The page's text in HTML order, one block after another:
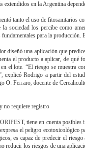
extendidos en la Argentina
tanto el uso de fitosanitarios
sociedad los percibe como
para la
diseñó una aplicación que
el producto a aplicar, de qué
el lote. “El riesgo se muestra
explicó Rodrigo a partir del
O. Ferraro, docente de
no requiere registro
tiene en cuenta
el peligro ecotoxicológico
es capaz de predecir el
reducir los riesgos de una